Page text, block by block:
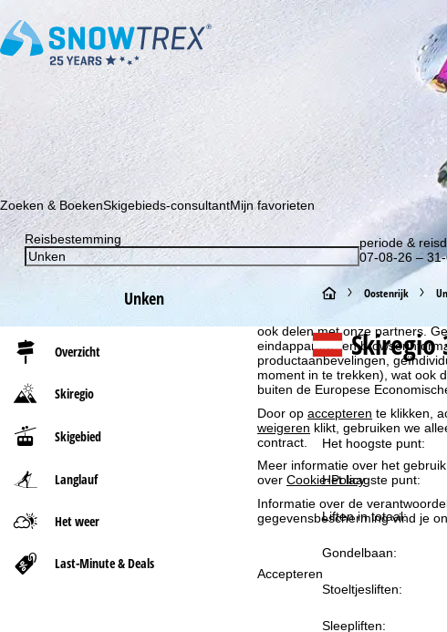
Cookie-informatie
ook delen met onze partners.
eindapparaat- en
productaanbevelingen,
moment in te trekken), wat ook
buiten de Europese
Door op accepteren te klikken,
weigeren klikt, gebruiken we
contract.
Meer informatie over het
over Cookie-Policy.
Informatie over de
gegevensbescherming vind je
Accepteren
Schrijf je in voor onze nieuwsbrief en wees als eerste op de hoogte
Zoeken & BoekenSkigebieds-consultantMijn favorieten
Reisbestemming
periode &
07-08-26 –
Unken
Overzicht
Skiregio
Skigebied
Langlauf
Het weer
Last-Minute & Deals
S
t
a
t
p
a
g
i
n
Oostenrijk
Skiregio
Het hoogste punt:
Het laagste punt:
Liften in totaal:
Gondelbaan:
Stoeltjesliften:
Sleepliften: